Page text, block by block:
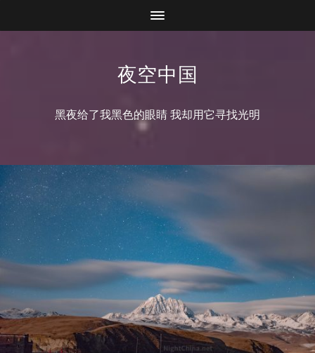
夜空中国
黑夜给了我黑色的眼睛 我却用它寻找光明